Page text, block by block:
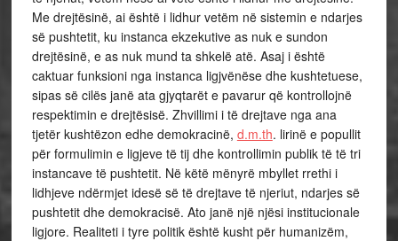
Me drejtësinë, ai është i lidhur vetëm në sistemin e ndarjes
së pushtetit, ku instanca ekzekutive as nuk e sundon
drejtësinë, e as nuk mund ta shkelë atë. Asaj i është
caktuar funksioni nga instanca ligjvënëse dhe kushtetuese,
sipas së cilës janë ata gjyqtarët e pavarur që kontrollojnë
respektimin e drejtësisë. Zhvillimi i të drejtave nga ana
tjetër kushtëzon edhe demokracinë, d.m.th. lirinë e popullit
për formulimin e ligjeve të tij dhe kontrollimin publik të të tri
instancave të pushtetit. Në këtë mënyrë mbyllet rrethi i
lidhjeve ndërmjet idesë së të drejtave të njeriut, ndarjes së
pushtetit dhe demokracisë. Ato janë një njësi institucionale
ligjore. Realiteti i tyre politik është kusht për humanizëm,